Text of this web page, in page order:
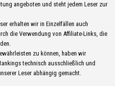
angeboten und steht jedem Leser zur
erhalten wir in Einzelfällen auch
die Verwendung von Affiliate-Links, die
zu können, haben wir
technisch ausschließlich und
Leser abhängig gemacht.